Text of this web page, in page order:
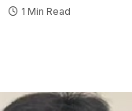
1 Min Read